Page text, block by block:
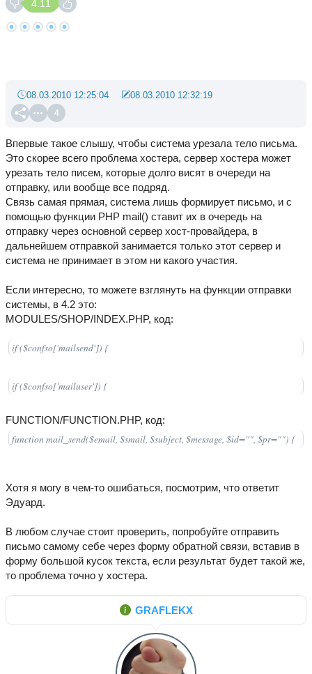
4.11
4
08.03.2010 12:25:04 08.03.2010 12:32:19
Впервые такое слышу, чтобы система урезала тело письма.
Это скорее всего проблема хостера, сервер хостера может
урезать тело писем, которые долго висят в очереди на
отправку, или вообще все подряд.
Связь самая прямая, система лишь формирует письмо, и с
помощью функции РНР mail() ставит их в очередь на
отправку через основной сервер хост-провайдера, в
дальнейшем отправкой занимается только этот сервер и
система не принимает в этом ни какого участия.
Если интересно, то можете взглянуть на функции отправки
системы, в 4.2 это:
MODULES/SHOP/INDEX.PHP, код:
if ($confso['mailsend']) {
if ($confso['mailuser']) {
FUNCTION/FUNCTION.PHP, код:
function mail_send($email, $smail, $subject, $message, $id="", $pr="") {
Хотя я могу в чем-то ошибаться, посмотрим, что ответит
Эдуард.
В любом случае стоит проверить, попробуйте отправить
письмо самому себе через форму обратной связи, вставив в
форму большой кусок текста, если результат будет такой же,
то проблема точно у хостера.
GRAFLEKX